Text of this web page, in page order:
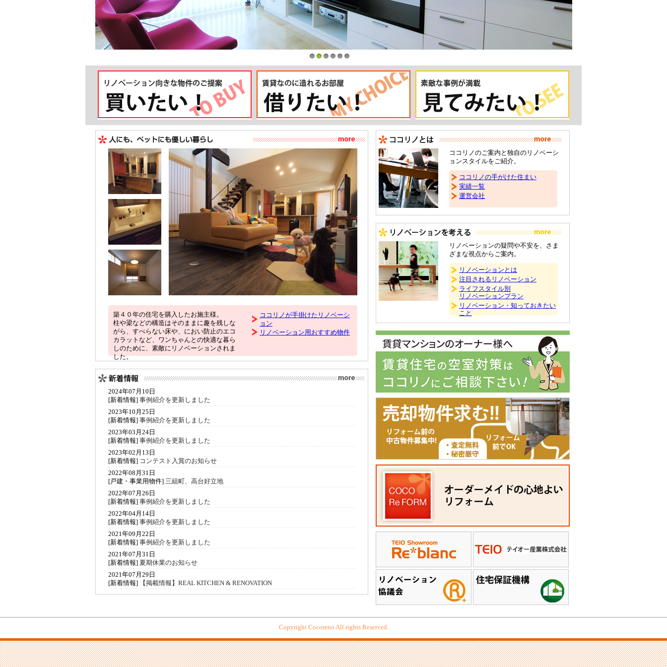
築４０年の住宅を購入したお施主様。
柱や梁などの構造はそのままに趣を残しな
がら、すべらない床や、におい防止のエコ
カラットなど、ワンちゃんとの快適な暮ら
しのために、素敵にリノベーションされま
した。
ココリノが手掛けたリノベーシ
ョン
リノベーション用おすすめ物件
2024年07月10日
[新着情報] 事例紹介を更新しました
2023年10月25日
[新着情報] 事例紹介を更新しました
2023年03月24日
[新着情報] 事例紹介を更新しました
2023年02月13日
[新着情報] コンテスト入賞のお知らせ
2022年08月31日
[戸建・事業用物件] 三組町、高台好立地
2022年07月26日
[新着情報] 事例紹介を更新しました
2022年04月14日
[新着情報] 事例紹介を更新しました
2021年09月22日
[新着情報] 事例紹介を更新しました
2021年07月31日
[新着情報] 夏期休業のお知らせ
2021年07月29日
[新着情報]
【掲載情報】REAL KITCHEN & RENOVATION
ココリノのご案内と独自のリノベーシ
ョンスタイルをご紹介。
ココリノの手がけた住まい
実績一覧
運営会社
リノベーションの疑問や不安を、さま
ざまな視点からご案内。
リノベーションとは
注目されるリノベーション
ライフスタイル別
リノベーションプラン
リノベーション・知っておきたい
こと
Copyright Cocoreno All rights Reserved.